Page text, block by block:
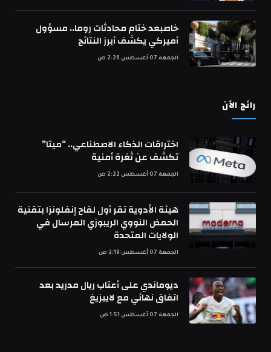
خاصبعد ختام محادثات روما.. مسؤول
أميركي يكشف أبرز النتائج
الجمعة 07 أغسطس 2:26 ص
رائج الآن
اختراقات الذكاء الاصطناعي.. “ميتا”
تكشف عن ثغرة أمنية
الجمعة 07 أغسطس 2:22 ص
هيئة الأدوية تقر أول لقاح إنفلونزا بتقنية
الحمض النووي الريبوزي المرسال في
الولايات المتحدة
الجمعة 07 أغسطس 2:19 ص
ديوماندي على أعتاب ريال مدريد بعد
اتفاق نهائي مع لايبزيغ
الجمعة 07 أغسطس 1:51 ص